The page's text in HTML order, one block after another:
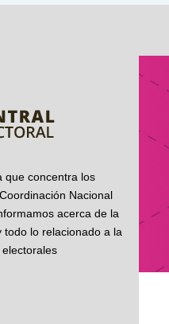
que concentra los
Nacional
acerca de la
lo relacionado a la